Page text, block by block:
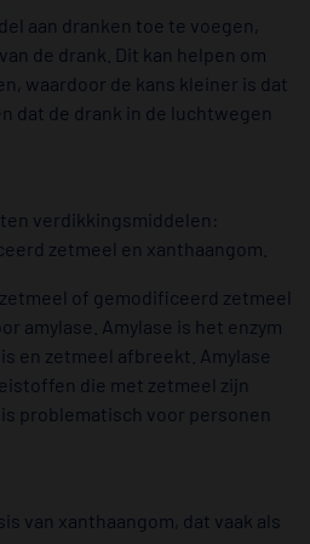
aan dranken toe te voegen,
de drank. Dit kan helpen om
waardoor de kans kleiner is dat
dat de drank in de luchtwegen
verdikkingsmiddelen:
zetmeel en xanthaangom.
of gemodificeerd zetmeel
amylase. Amylase is het enzym
en zetmeel afbreekt. Amylase
die met zetmeel zijn
problematisch voor personen
van xanthaangom, dat vaak als